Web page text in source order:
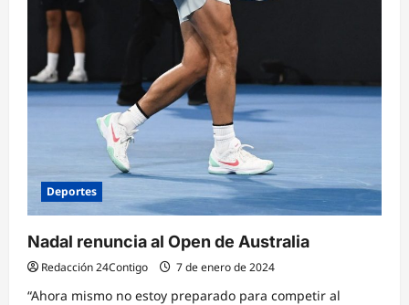
Deportes
Nadal renuncia al Open de Australia
Redacción 24Contigo 7 de enero de 2024
“Ahora mismo no estoy preparado para competir al